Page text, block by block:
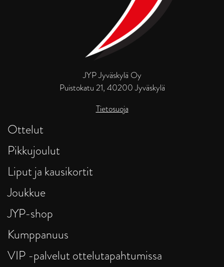
JYP Jyväskylä Oy
Puistokatu 21, 40200 Jyväskylä
Tietosuoja
Ottelut
Pikkujoulut
Liput ja kausikortit
Joukkue
JYP-shop
Kumppanuus
VIP -palvelut ottelutapahtumissa